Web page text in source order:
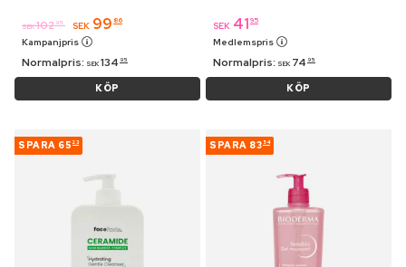
SEK 102 95 SEK 99 86
Kampanjpris
Normalpris: SEK 134 95
KÖP
SEK 41 95
Medlemspris
Normalpris: SEK 74 95
KÖP
SPARA 65 23 SPARA 83 54